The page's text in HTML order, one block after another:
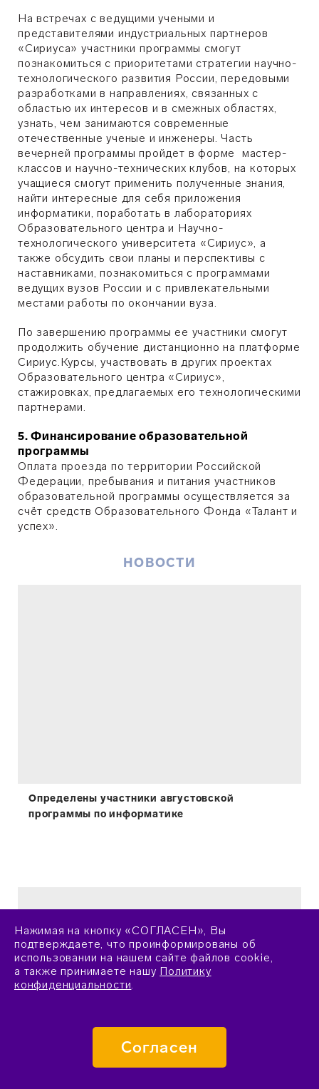
На встречах с ведущими учеными и
представителями индустриальных партнеров
«Сириуса» участники программы смогут
познакомиться с приоритетами стратегии научно-
технологического развития России, передовыми
разработками в направлениях, связанных с
областью их интересов и в смежных областях,
узнать, чем занимаются современные
отечественные ученые и инженеры. Часть
вечерней программы пройдет в форме мастер-
классов и научно-технических клубов, на которых
учащиеся смогут применить полученные знания,
найти интересные для себя приложения
информатики, поработать в лабораториях
Образовательного центра и Научно-
технологического университета «Сириус», а
также обсудить свои планы и перспективы с
наставниками, познакомиться с программами
ведущих вузов России и с привлекательными
местами работы по окончании вуза.
По завершению программы ее участники смогут
продолжить обучение дистанционно на платформе
Сириус.Курсы, участвовать в других проектах
Образовательного центра «Сириус»,
стажировках, предлагаемых его технологическими
партнерами.
5. Финансирование образовательной
программы
Оплата проезда по территории Российской
Федерации, пребывания и питания участников
образовательной программы осуществляется за
счёт средств Образовательного Фонда «Талант и
успех».
НОВОСТИ
Определены участники августовской
программы по информатике
Нажимая на кнопку «СОГЛАСЕН», Вы
подтверждаете, что проинформированы об
использовании на нашем сайте файлов cookie,
а также принимаете нашу Политику
конфиденциальности.
Согласен